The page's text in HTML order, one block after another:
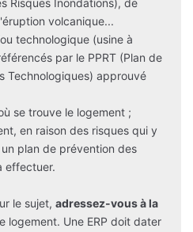
Risques Inondations), de
volcanique...
technologique (usine à
par le PPRT (Plan de
Technologiques) approuvé
se trouve le logement ;
en raison des risques qui y
plan de prévention des
effectuer.
le sujet, adressez-vous à la
logement. Une ERP doit dater